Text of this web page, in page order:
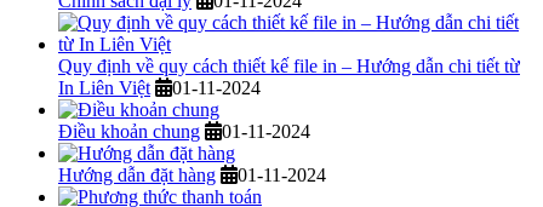
Quy định về quy cách thiết kế file in – Hướng dẫn chi tiết từ
In Liên Việt
01-11-2024
Điều khoản chung 01-11-2024
Hướng dẫn đặt hàng 01-11-2024